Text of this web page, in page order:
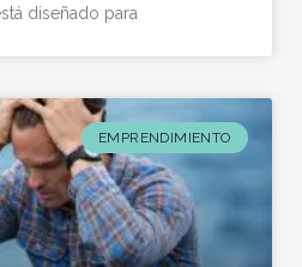
diseñado para
EMPRENDIMIENTO